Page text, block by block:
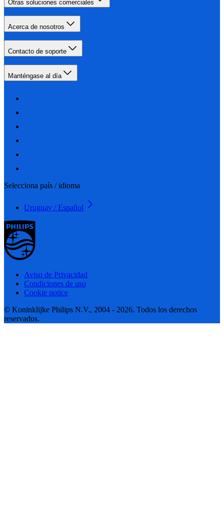
Otras soluciones comerciales
Acerca de nosotros
Contacto de soporte
Manténgase al día
Selecciona país / idioma
Uruguay / Español
Aviso de Privacidad
Condiciones de uso
Cookie notice
© Koninklijke Philips N.V., 2004 - 2026. Todos los derechos
reservados.